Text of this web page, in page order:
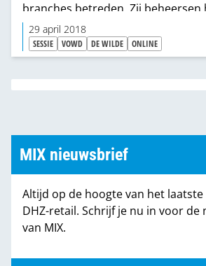
branches betreden. Zij beheersen
data en platformen waarmee ze
verzamelen over de consument en
klanteigendom naar zich toe
lopen merkfabrikanten het risico
in een neerwaartse prijsspiraal.
29 april 2018
SESSIE VOWD DE WILDE ONLINE
MIX nieuwsbrief
Altijd op de hoogte van het
DHZ-retail. Schrijf je nu in voor de
van MIX.